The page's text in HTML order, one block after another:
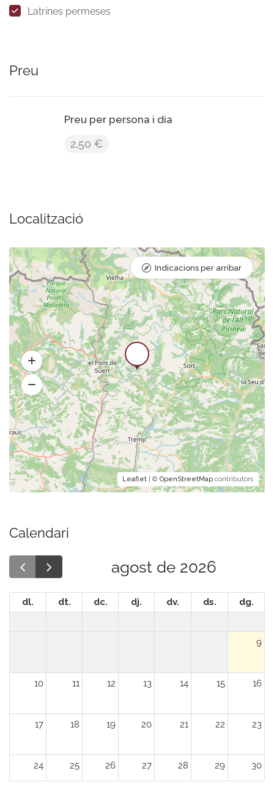
Latrines permeses
Preu
Preu per persona i dia
2,50 €
Localització
Leaflet | © OpenStreetMap contributors
Indicacions per arribar
Calendari
agost de 2026
dl. dt. dc. dj. dv. ds. dg.
9
10 11 12 13 14 15 16
17 18 19 20 21 22 23
24 25 26 27 28 29 30